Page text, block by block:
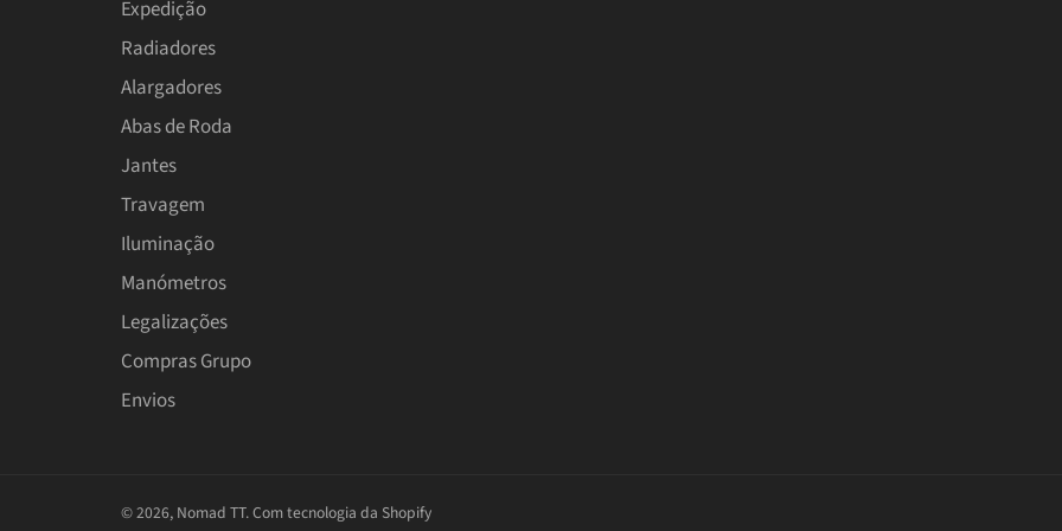
Expedição
Radiadores
Alargadores
Abas de Roda
Jantes
Travagem
Iluminação
Manómetros
Legalizações
Compras Grupo
Envios
© 2026, Nomad TT.Com tecnologia da Shopify